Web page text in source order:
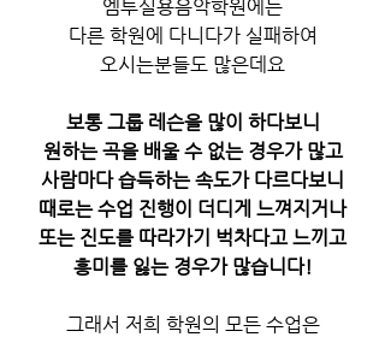
엠투실용음악학원에는
다른 학원에 다니다가 실패하여
오시는분들도 많은데요
보통 그룹 레슨을 많이 하다보니
원하는 곡을 배울 수 없는 경우가 많고
사람마다 습득하는 속도가 다르다보니
때로는 수업 진행이 더디게 느껴지거나
또는 진도를 따라가기 벅차다고 느끼고
흥미를 잃는 경우가 많습니다!
그래서 저희 학원의 모든 수업은